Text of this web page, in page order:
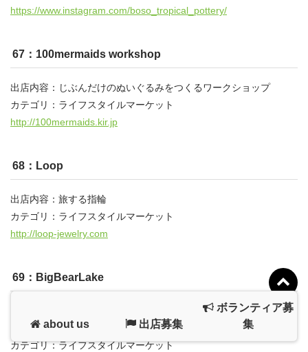
https://www.instagram.com/boso_tropical_pottery/
67：100mermaids workshop
出店内容：じぶんだけのぬいぐるみをつくるワークショップ
カテゴリ：ライフスタイルマーケット
http://100mermaids.kir.jp
68：Loop
出店内容：旅する指輪
カテゴリ：ライフスタイルマーケット
http://loop-jewelry.com
69：BigBearLake
出店内容：Native Amerianを基調としたAll Handmadeのアクセサ
リーやバッグなどを販売します。
カテゴリ：ライフスタイルマーケット
about us 出店募集
ボランティア募
集